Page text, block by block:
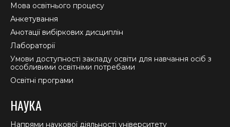
Мова освітнього процесу
Анкетування
Анотації вибіркових дисциплін
Лабораторії
Умови доступності закладу освіти для навчання осіб з
особливими освітніми потребами
Освітні програми
НАУКА
Напрями наукової діяльності університету